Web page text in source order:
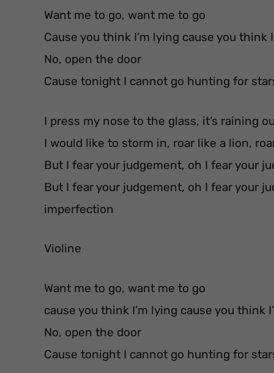
Want me to go, want me to go
Cause you think I’m lying cause you think
No, open the door
Cause tonight I cannot go hunting for
I press my nose to the glass, it’s raining
I would like to storm in, roar like a lion,
But I fear your judgement, oh I fear your
But I fear your judgement, oh I fear your
imperfection
Violine
Want me to go, want me to go
cause you think I’m lying cause you think
No, open the door
Cause tonight I cannot go hunting for